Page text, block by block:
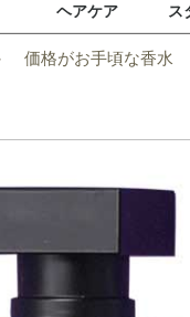
ヘアケア ス
価格がお手頃な香水